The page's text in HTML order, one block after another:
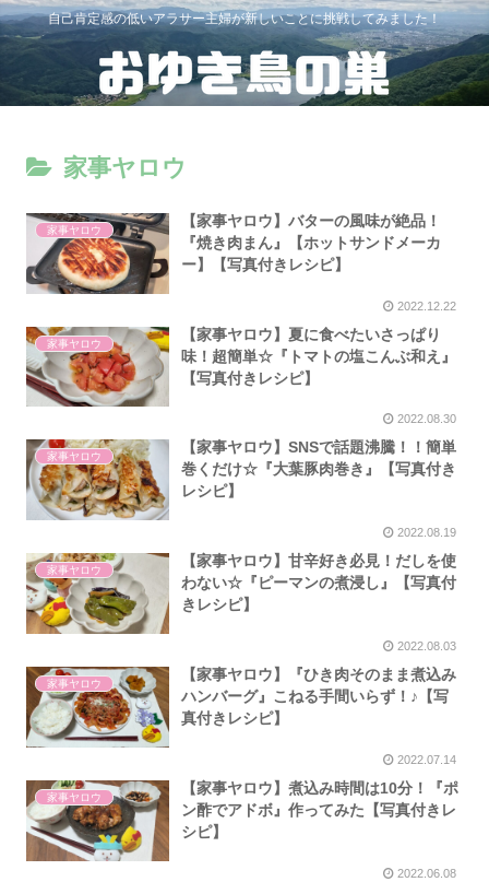
自己肯定感の低いアラサー主婦が新しいことに挑戦してみました！
家事ヤロウ
家事ヤロウ
【家事ヤロウ】バターの風味が絶品！
『焼き肉まん』【ホットサンドメーカ
ー】【写真付きレシピ】
2022.12.22
家事ヤロウ
【家事ヤロウ】夏に食べたいさっぱり
味！超簡単☆『トマトの塩こんぶ和え』
【写真付きレシピ】
2022.08.30
家事ヤロウ
【家事ヤロウ】SNSで話題沸騰！！簡単
巻くだけ☆『大葉豚肉巻き』【写真付き
レシピ】
2022.08.19
家事ヤロウ
【家事ヤロウ】甘辛好き必見！だしを使
わない☆『ピーマンの煮浸し』【写真付
きレシピ】
2022.08.03
家事ヤロウ
【家事ヤロウ】『ひき肉そのまま煮込み
ハンバーグ』こねる手間いらず！♪【写
真付きレシピ】
2022.07.14
家事ヤロウ
【家事ヤロウ】煮込み時間は10分！『ポ
ン酢でアドボ』作ってみた【写真付きレ
シピ】
2022.06.08